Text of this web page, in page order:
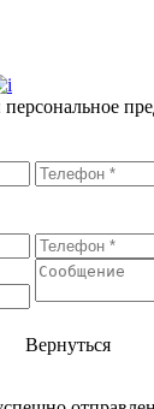
персональное
Вернуться